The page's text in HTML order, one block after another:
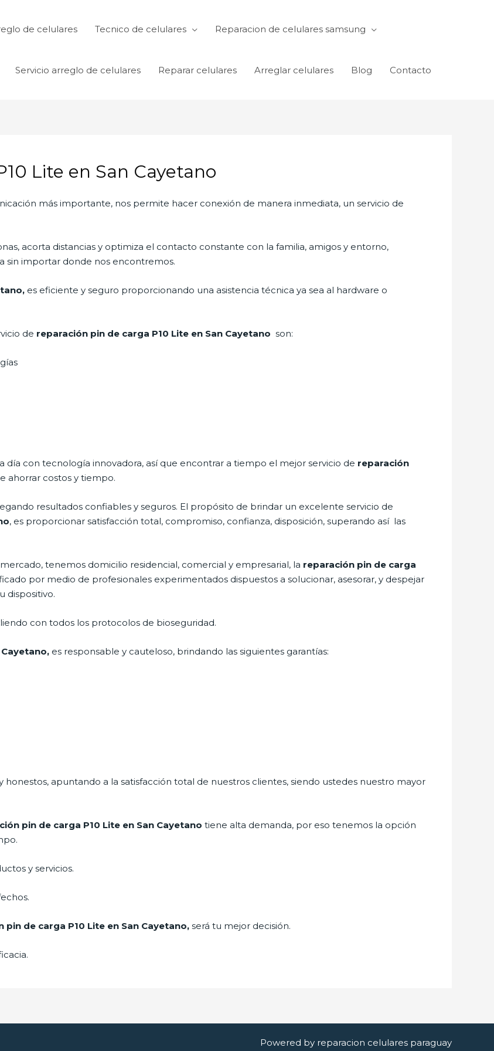
de celulares Tecnico de celulares Reparacion de celulares samsung
Servicio arreglo de celulares Reparar celulares Arreglar celulares Blog Contacto
Lite en San Cayetano
más importante, nos permite hacer conexión de manera inmediata, un servicio de
acorta distancias y optimiza el contacto constante con la familia, amigos y entorno,
sin importar donde nos encontremos.
es eficiente y seguro proporcionando una asistencia técnica ya sea al hardware o
de reparación pin de carga P10 Lite en San Cayetano son:
día con tecnología innovadora, así que encontrar a tiempo el mejor servicio de reparación
ahorrar costos y tiempo.
resultados confiables y seguros. El propósito de brindar un excelente servicio de
, es proporcionar satisfacción total, compromiso, confianza, disposición, superando así las
tenemos domicilio residencial, comercial y empresarial, la reparación pin de carga
por medio de profesionales experimentados dispuestos a solucionar, asesorar, y despejar
dispositivo.
con todos los protocolos de bioseguridad.
Cayetano, es responsable y cauteloso, brindando las siguientes garantías:
apuntando a la satisfacción total de nuestros clientes, siendo ustedes nuestro mayor
pin de carga P10 Lite en San Cayetano tiene alta demanda, por eso tenemos la opción
y servicios.
pin de carga P10 Lite en San Cayetano, será tu mejor decisión.
Powered by reparacion celulares paraguay